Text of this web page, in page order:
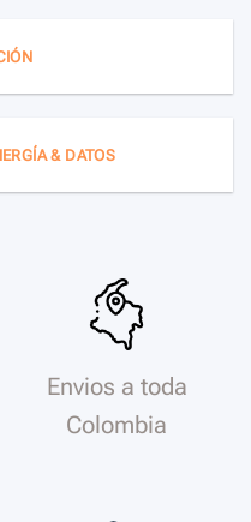
& DATOS
Envios a toda
Colombia